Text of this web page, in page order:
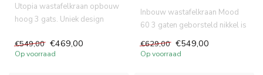
Utopia wastafelkraan opbouw
hoog 3 gats. Uniek design
€549,00 €469,00
Op voorraad
Inbouw wastafelkraan Mood
60 3 gaten geborsteld nikkel is
€629,00 €549,00
Op voorraad